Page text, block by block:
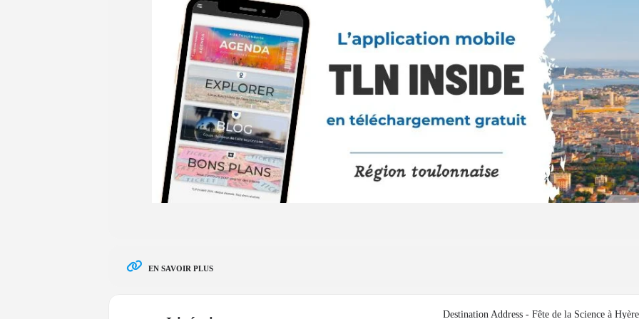
EN SAVOIR PLUS
Destination Address - Fête de la Science à